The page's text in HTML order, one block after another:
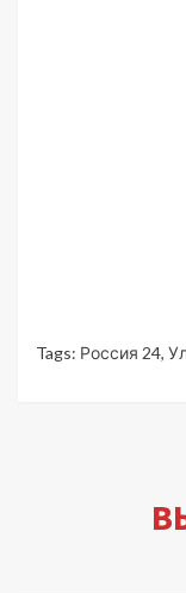
Tags: Россия 24,